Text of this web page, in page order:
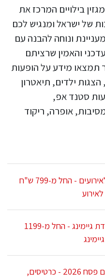
בילויים המרכז את
של ישראל ומנגיש לכם
ונוחה להבנה עם
והאמין שרציתם
מידע על הופעות
הצגות ילדים, תיאטרון
סטנד אפ,
אופרה, ריקוד
מפעיל קריוקי לאירועים - החל מ-799 ש"ח
הפעלת יום הולדת גיימינג - החל מ-1199
תערוכת הפרחים פסח 2026 - כרטיסים,